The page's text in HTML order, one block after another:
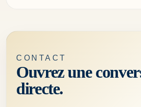
CONTACT
Ouvrez une
directe.